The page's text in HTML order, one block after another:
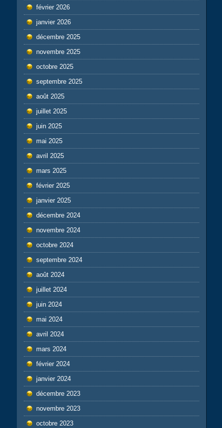
février 2026
janvier 2026
décembre 2025
novembre 2025
octobre 2025
septembre 2025
août 2025
juillet 2025
juin 2025
mai 2025
avril 2025
mars 2025
février 2025
janvier 2025
décembre 2024
novembre 2024
octobre 2024
septembre 2024
août 2024
juillet 2024
juin 2024
mai 2024
avril 2024
mars 2024
février 2024
janvier 2024
décembre 2023
novembre 2023
octobre 2023